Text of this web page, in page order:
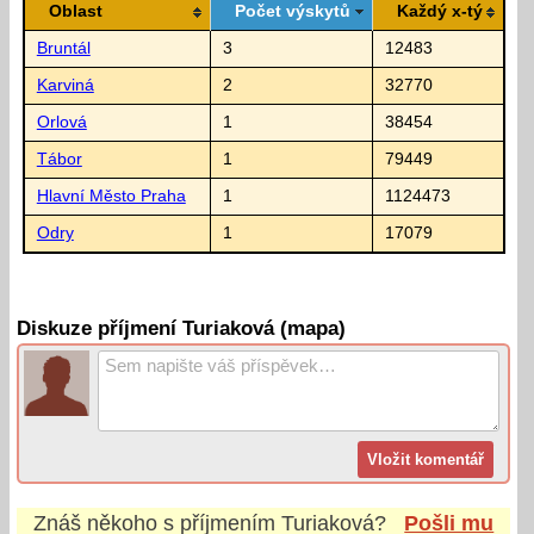
Oblast Počet výskytů Každý x-tý
Bruntál 3 12483
Karviná 2 32770
Orlová 1 38454
Tábor 1 79449
Hlavní Město Praha 1 1124473
Odry 1 17079
Diskuze příjmení Turiaková (mapa)
Znáš někoho s příjmenímTuriaková?
Pošli mu